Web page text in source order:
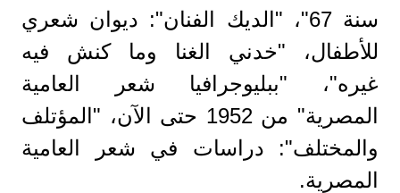
سنة 67"، "الديك الفنان": ديوان شعري
للأطفال، "خدني الغنا وما كنش فيه
غيره"، "ببليوجرافيا شعر العامية
المصرية" من 1952 حتى الآن، "المؤتلف
والمختلف": دراسات في شعر العامية
المصرية.